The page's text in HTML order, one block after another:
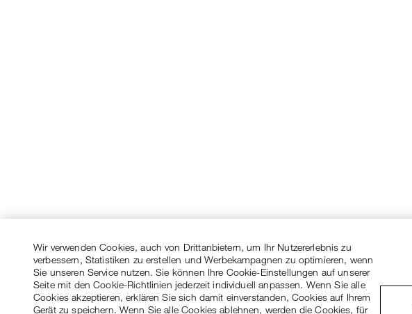
Wir verwenden Cookies, auch von Drittanbietern, um Ihr Nutzererlebnis zu
verbessern, Statistiken zu erstellen und Werbekampagnen zu optimieren, wenn
Sie unseren Service nutzen. Sie können Ihre Cookie-Einstellungen auf unserer
Seite mit den Cookie-Richtlinien jederzeit individuell anpassen. Wenn Sie alle
Cookies akzeptieren, erklären Sie sich damit einverstanden, Cookies auf Ihrem
Gerät zu speichern. Wenn Sie alle Cookies ablehnen, werden die Cookies, für